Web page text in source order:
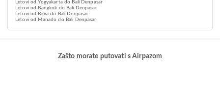
Letovi od Yogyakarta do Bali Denpasar
Letovi od Bangkok do Bali Denpasar
Letovi od Bima do Bali Denpasar
Letovi od Manado do Bali Denpasar
Zašto morate putovati s Airpazom